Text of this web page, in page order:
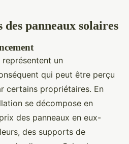
des panneaux solaires
représentent un
qui peut être perçu
certains propriétaires. En
se décompose en
des panneaux en eux-
des supports de